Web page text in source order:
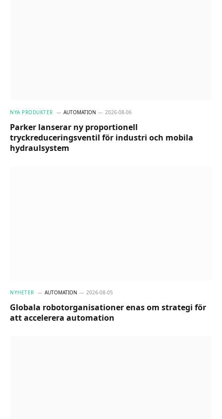
NYA PRODUKTER AUTOMATION 2026-08-06
Parker lanserar ny proportionell
tryckreduceringsventil för industri och mobila
hydraulsystem
NYHETER AUTOMATION 2026-08-05
Globala robotorganisationer enas om strategi för
att accelerera automation